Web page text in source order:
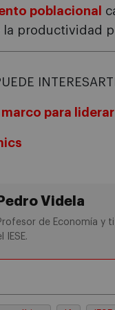
poblacional
la productividad
marco para
Pedro Videla
de Economía y
IESE.